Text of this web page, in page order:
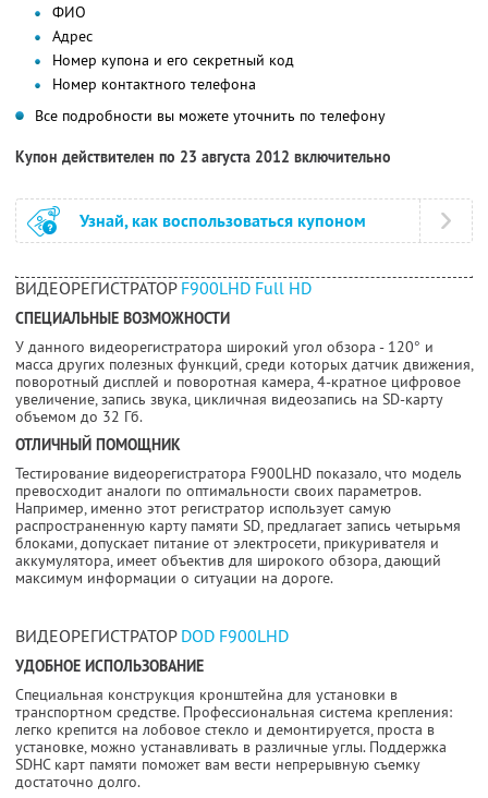
ФИО
Адрес
Номер купона и его секретный код
Номер контактного телефона
Все подробности вы можете уточнить по телефону
Купон действителен по 23 августа 2012 включительно
Узнай, как воспользоваться купоном
ВИДЕОРЕГИСТРАТОР F900LHD Full HD
СПЕЦИАЛЬНЫЕ ВОЗМОЖНОСТИ
У данного видеорегистратора широкий угол обзора - 120° и
масса других полезных функций, среди которых датчик движения,
поворотный дисплей и поворотная камера, 4-кратное цифровое
увеличение, запись звука, цикличная видеозапись на SD-карту
объемом до 32 Гб.
ОТЛИЧНЫЙ ПОМОЩНИК
Тестирование видеорегистратора F900LHD показало, что модель
превосходит аналоги по оптимальности своих параметров.
Например, именно этот регистратор использует самую
распространенную карту памяти SD, предлагает запись четырьмя
блоками, допускает питание от электросети, прикуривателя и
аккумулятора, имеет объектив для широкого обзора, дающий
максимум информации о ситуации на дороге.
ВИДЕОРЕГИСТРАТОР DOD F900LHD
УДОБНОЕ ИСПОЛЬЗОВАНИЕ
Специальная конструкция кронштейна для установки в
транспортном средстве. Профессиональная система крепления:
легко крепится на лобовое стекло и демонтируется, проста в
установке, можно устанавливать в различные углы. Поддержка
SDHC карт памяти поможет вам вести непрерывную съемку
достаточно долго.